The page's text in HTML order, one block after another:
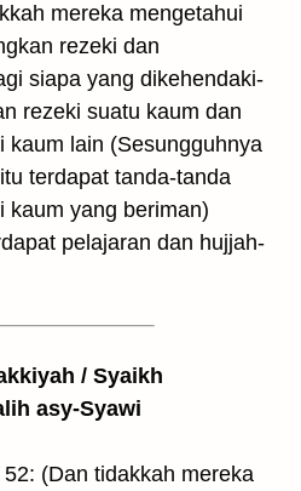
mereka mengetahui
rezeki dan
siapa yang dikehendaki­
rezeki suatu kaum dan
kaum lain (Sesungguhnya
terdapat tanda-tanda
kaum yang beriman)
pelajaran dan hujjah-
/ Syaikh
asy-Syawi
(Dan tidakkah mereka